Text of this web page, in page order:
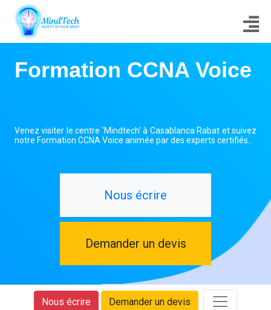
Formation CCNA Voice
Venez visiter le centre 'Mindtech' à Casablanca Rabat et suivez
notre Formation CCNA Voice animée par des experts certifiés..
Nous écrire
Demander un devis
Nous écrire Demander un devis